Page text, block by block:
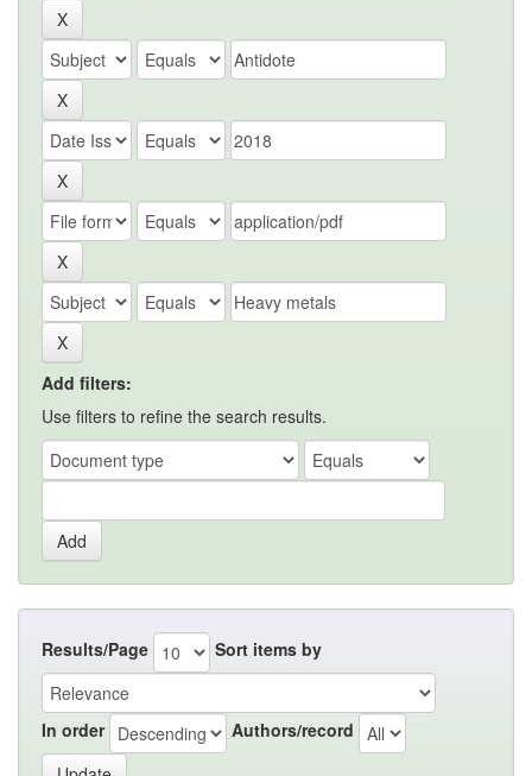
Add filters:
Use filters to refine the search results.
Results/Page Sort items by
In order Authors/record